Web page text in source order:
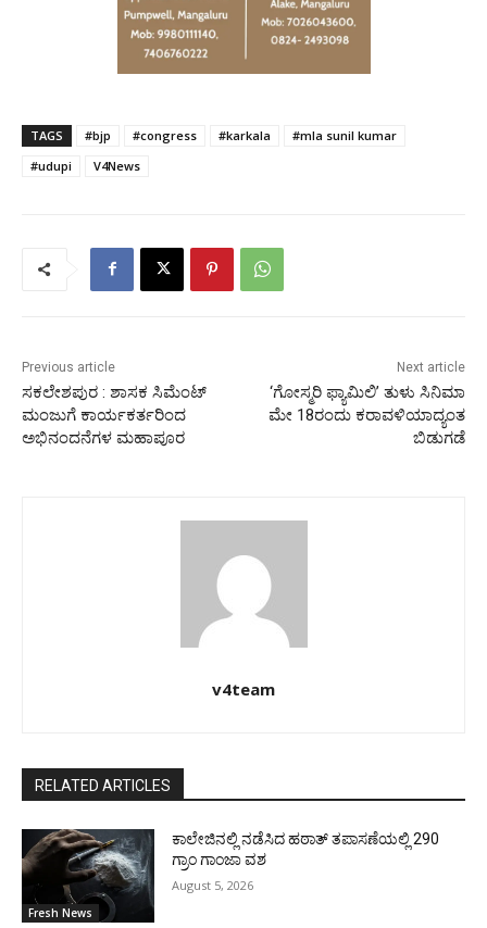
TAGS #bjp #congress #karkala
#mla sunil kumar
#udupi
V4News
Previous article
ಸಕಲೇಶಪುರ : ಶಾಸಕ ಸಿಮೆಂಟ್
ಮಂಜುಗೆ ಕಾರ್ಯಕರ್ತರಿಂದ
ಅಭಿನಂದನೆಗಳ ಮಹಾಪೂರ
Next article
‘ಗೋಸ್ಮರಿ ಫ್ಯಾಮಿಲಿ’ ತುಳು ಸಿನಿಮಾ
ಮೇ 18ರಂದು ಕರಾವಳಿಯಾದ್ಯಂತ
ಬಿಡುಗಡೆ
v4team
RELATED ARTICLES
Fresh News
ಕಾಲೇಜಿನಲ್ಲಿ ನಡೆಸಿದ ಹಠಾತ್ ತಪಾಸಣೆಯಲ್ಲಿ 290
ಗ್ರಾಂ ಗಾಂಜಾ ವಶ
August 5, 2026